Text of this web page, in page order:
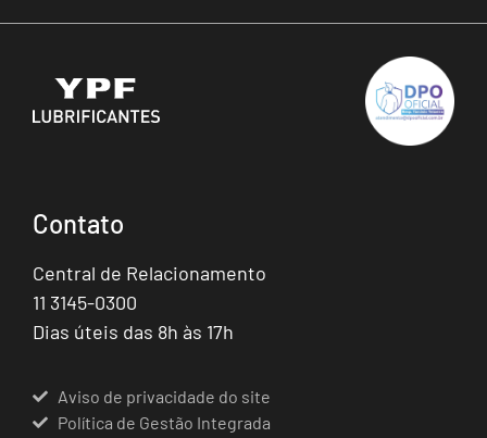
Contato
Central de Relacionamento
11 3145-0300
Dias úteis das 8h às 17h
Aviso de privacidade do site
Política de Gestão Integrada